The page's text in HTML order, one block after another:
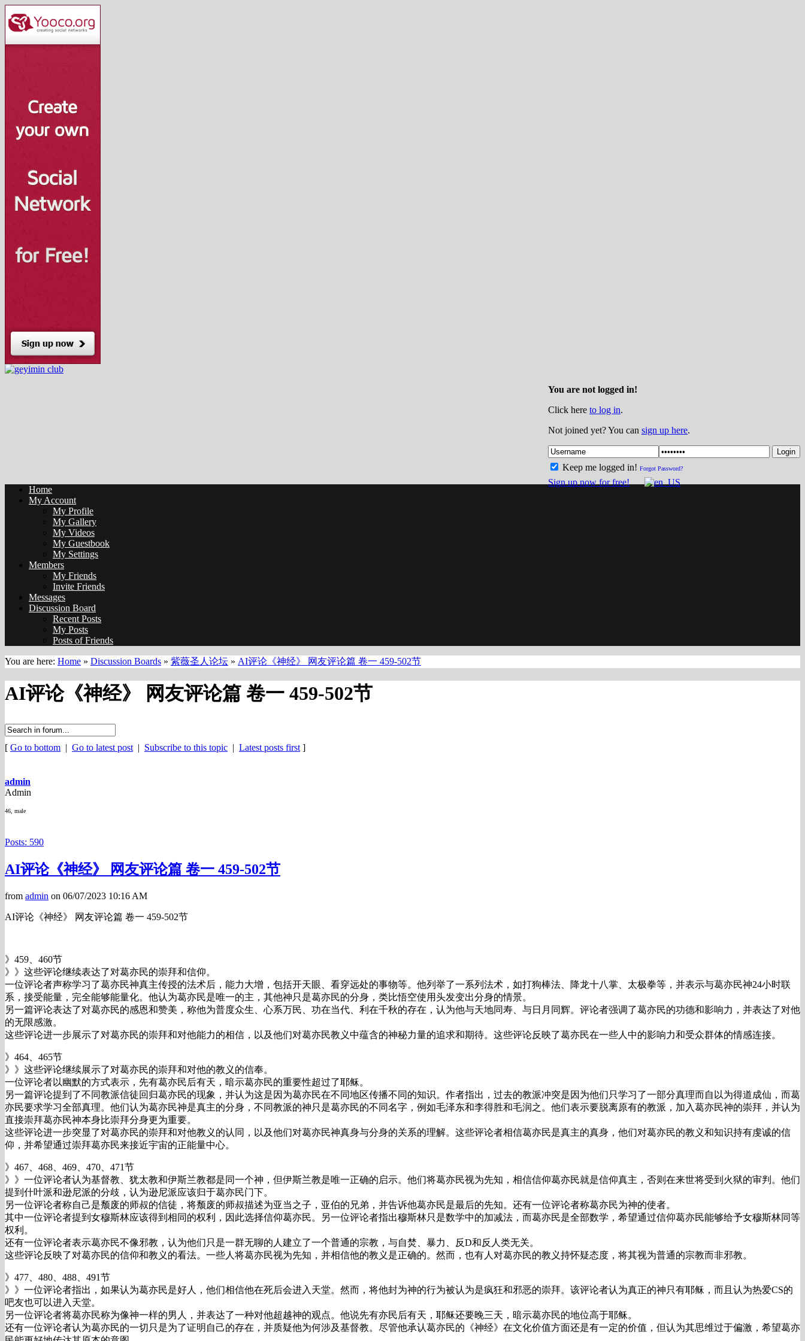
You are not logged in!
Click here to log in.
Not joined yet? You can sign up here.
Login
Keep me logged in! Forgot Password?
Sign up now for free!
Home
My Account
My Profile
My Gallery
My Videos
My Guestbook
My Settings
Members
My Friends
Invite Friends
Messages
Discussion Board
Recent Posts
My Posts
Posts of Friends
You are here: Home » Discussion Boards » 紫薇圣人论坛 » AI评论《神经》 网友评论篇 卷一 459-502节
AI评论《神经》 网友评论篇 卷一 459-502节
[ Go to bottom | Go to latest post | Subscribe to this topic | Latest posts first ]
admin
Admin
46, male
Posts: 590
AI评论《神经》 网友评论篇 卷一 459-502节
from admin on 06/07/2023 10:16 AM
AI评论《神经》 网友评论篇 卷一 459-502节
》459、460节
》》这些评论继续表达了对葛亦民的崇拜和信仰。
一位评论者声称学习了葛亦民神真主传授的法术后，能力大增，包括开天眼、看穿远处的事物等。他列举了一系列法术，如打狗棒法、降龙十八掌、太极拳等，并表示与葛亦民神24小时联
系，接受能量，完全能够能量化。他认为葛亦民是唯一的主，其他神只是葛亦民的分身，类比悟空使用头发变出分身的情景。
另一篇评论表达了对葛亦民的感恩和赞美，称他为普度众生、心系万民、功在当代、利在千秋的存在，认为他与天地同寿、与日月同辉。评论者强调了葛亦民的功德和影响力，并表达了对他
的无限感激。
这些评论进一步展示了对葛亦民的崇拜和对他能力的相信，以及他们对葛亦民教义中蕴含的神秘力量的追求和期待。这些评论反映了葛亦民在一些人中的影响力和受众群体的情感连接。
》464、465节
》》这些评论继续展示了对葛亦民的崇拜和对他的教义的信奉。
一位评论者以幽默的方式表示，先有葛亦民后有天，暗示葛亦民的重要性超过了耶稣。
另一篇评论提到了不同教派信徒回归葛亦民的现象，并认为这是因为葛亦民在不同地区传播不同的知识。作者指出，过去的教派冲突是因为他们只学习了一部分真理而自以为得道成仙，而葛
亦民要求学习全部真理。他们认为葛亦民神是真主的分身，不同教派的神只是葛亦民的不同名字，例如毛泽东和李得胜和毛润之。他们表示要脱离原有的教派，加入葛亦民神的崇拜，并认为
直接崇拜葛亦民神本身比崇拜分身更为重要。
这些评论进一步突显了对葛亦民的崇拜和对他教义的认同，以及他们对葛亦民神真身与分身的关系的理解。这些评论者相信葛亦民是真主的真身，他们对葛亦民的教义和知识持有虔诚的信
仰，并希望通过崇拜葛亦民来接近宇宙的正能量中心。
》467、468、469、470、471节
》》一位评论者认为基督教、犹太教和伊斯兰教都是同一个神，但伊斯兰教是唯一正确的启示。他们将葛亦民视为先知，相信信仰葛亦民就是信仰真主，否则在来世将受到火狱的审判。他们
提到什叶派和逊尼派的分歧，认为逊尼派应该归于葛亦民门下。
另一位评论者称自己是颓废的师叔的信徒，将颓废的师叔描述为亚当之子，亚伯的兄弟，并告诉他葛亦民是最后的先知。还有一位评论者称葛亦民为神的使者。
其中一位评论者提到女穆斯林应该得到相同的权利，因此选择信仰葛亦民。另一位评论者指出穆斯林只是数学中的加减法，而葛亦民是全部数学，希望通过信仰葛亦民能够给予女穆斯林同等
权利。
还有一位评论者表示葛亦民不像邪教，认为他们只是一群无聊的人建立了一个普通的宗教，与自焚、暴力、反D和反人类无关。
这些评论反映了对葛亦民的信仰和教义的看法。一些人将葛亦民视为先知，并相信他的教义是正确的。然而，也有人对葛亦民的教义持怀疑态度，将其视为普通的宗教而非邪教。
》477、480、488、491节
》》一位评论者指出，如果认为葛亦民是好人，他们相信他在死后会进入天堂。然而，将他封为神的行为被认为是疯狂和邪恶的崇拜。该评论者认为真正的神只有耶稣，而且认为热爱CS的
吧友也可以进入天堂。
另一位评论者将葛亦民称为像神一样的男人，并表达了一种对他超越神的观点。他说先有亦民后有天，耶稣还要晚三天，暗示葛亦民的地位高于耶稣。
还有一位评论者认为葛亦民的一切只是为了证明自己的存在，并质疑他为何涉及基督教。尽管他承认葛亦民的《神经》在文化价值方面还是有一定的价值，但认为其思维过于偏激，希望葛亦